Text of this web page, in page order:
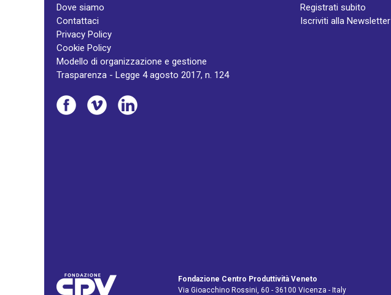
Dove siamo
Contattaci
Privacy Policy
Cookie Policy
Modello di organizzazione e gestione
Trasparenza - Legge 4 agosto 2017, n. 124
Registrati subito
Iscriviti alla Newsletter
Fondazione Centro Produttività Veneto
Via Gioacchino Rossini, 60 - 36100 Vicenza - Italy